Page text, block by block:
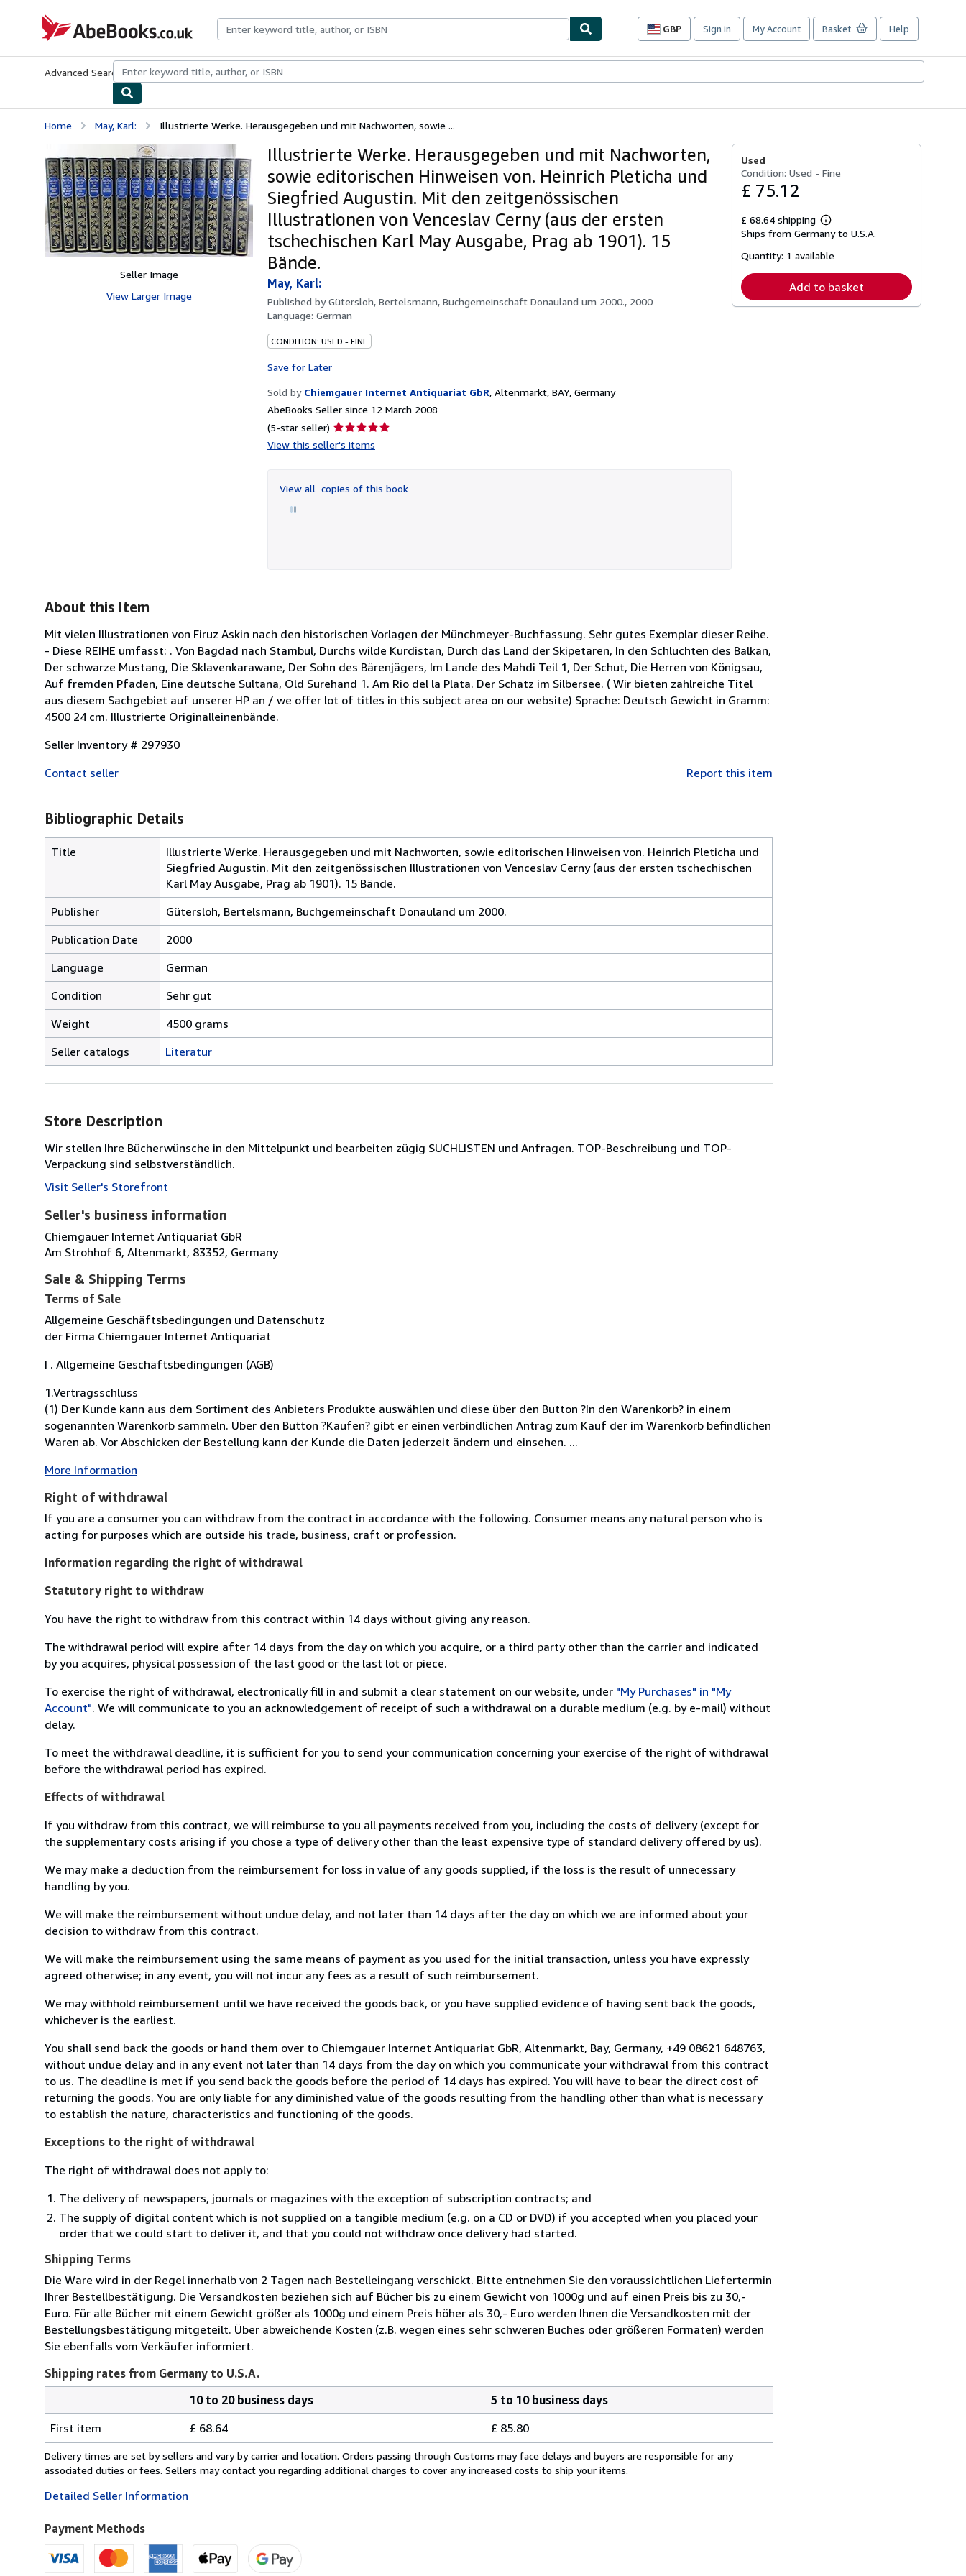
AbeBooks.co.uk
GBP
Site
preferences
Sign in My Account Basket Help
Advanced Search Browse CollectionsRare BooksArt & Collectables
Home May, Karl: Illustrierte Werke. Herausgegeben und mit Nachworten, sowie ...
Seller Image
View Larger Image
Illustrierte Werke. Herausgegeben und mit Nachworten,
sowie editorischen Hinweisen von. Heinrich Pleticha und
Siegfried Augustin. Mit den zeitgenössischen
Illustrationen von Venceslav Cerny (aus der ersten
tschechischen Karl May Ausgabe, Prag ab 1901). 15
Bände.
May, Karl:
Published byGütersloh, Bertelsmann, Buchgemeinschaft Donauland um 2000., 2000
Language: German
CONDITION: USED - FINE
Save for Later
Sold by Chiemgauer Internet Antiquariat GbR, Altenmarkt, BAY, Germany
AbeBooks Seller since 12 March 2008
(5-star seller) Seller
rating
of
5
View this seller's items
View all copies of this book
Used
Condition: Used - Fine
£ 75.12
£ 68.64 shipping
Learn
more
shipping
Ships from Germany to U.S.A.
Quantity: 1 available
Add to basket
About this Item
Mit vielen Illustrationen von Firuz Askin nach den historischen Vorlagen der Münchmeyer-Buchfassung. Sehr gutes Exemplar dieser Reihe.
- Diese REIHE umfasst: . Von Bagdad nach Stambul, Durchs wilde Kurdistan, Durch das Land der Skipetaren, In den Schluchten des Balkan,
Der schwarze Mustang, Die Sklavenkarawane, Der Sohn des Bärenjägers, Im Lande des Mahdi Teil 1, Der Schut, Die Herren von Königsau,
Auf fremden Pfaden, Eine deutsche Sultana, Old Surehand 1. Am Rio del la Plata. Der Schatz im Silbersee. ( Wir bieten zahlreiche Titel
aus diesem Sachgebiet auf unserer HP an / we offer lot of titles in this subject area on our website) Sprache: Deutsch Gewicht in Gramm:
4500 24 cm. Illustrierte Originalleinenbände.
Seller Inventory # 297930
Contact seller
Report this item
Bibliographic Details
Title
Illustrierte Werke. Herausgegeben und mit Nachworten, sowie editorischen Hinweisen von. Heinrich Pleticha und
Siegfried Augustin. Mit den zeitgenössischen Illustrationen von Venceslav Cerny (aus der ersten tschechischen
Karl May Ausgabe, Prag ab 1901). 15 Bände.
Publisher
Gütersloh, Bertelsmann, Buchgemeinschaft Donauland um 2000.
Publication Date
2000
Language
German
Condition
Sehr gut
Weight
4500 grams
Seller catalogs
Literatur
Store Description
Wir stellen Ihre Bücherwünsche in den Mittelpunkt und bearbeiten zügig SUCHLISTEN und Anfragen. TOP-Beschreibung und TOP-
Verpackung sind selbstverständlich.
Visit Seller's Storefront
Seller's business information
Chiemgauer Internet Antiquariat GbR
Am Strohhof 6, Altenmarkt, 83352, Germany
Sale & Shipping Terms
Terms of Sale
Allgemeine Geschäftsbedingungen und Datenschutz
der Firma Chiemgauer Internet Antiquariat
I . Allgemeine Geschäftsbedingungen (AGB)
1.Vertragsschluss
(1) Der Kunde kann aus dem Sortiment des Anbieters Produkte auswählen und diese über den Button ?In den Warenkorb? in einem
sogenannten Warenkorb sammeln. Über den Button ?Kaufen? gibt er einen verbindlichen Antrag zum Kauf der im Warenkorb befindlichen
Waren ab. Vor Abschicken der Bestellung kann der Kunde die Daten jederzeit ändern und einsehen. ...
More Information
Right of withdrawal
If you are a consumer you can withdraw from the contract in accordance with the following. Consumer means any natural person who is
acting for purposes which are outside his trade, business, craft or profession.
Information regarding the right of withdrawal
Statutory right to withdraw
You have the right to withdraw from this contract within 14 days without giving any reason.
The withdrawal period will expire after 14 days from the day on which you acquire, or a third party other than the carrier and indicated
by you acquires, physical possession of the last good or the last lot or piece.
To exercise the right of withdrawal, electronically fill in and submit a clear statement on our website, under "My Purchases" in "My
Account". We will communicate to you an acknowledgement of receipt of such a withdrawal on a durable medium (e.g. by e-mail) without
delay.
To meet the withdrawal deadline, it is sufficient for you to send your communication concerning your exercise of the right of withdrawal
before the withdrawal period has expired.
Effects of withdrawal
If you withdraw from this contract, we will reimburse to you all payments received from you, including the costs of delivery (except for
the supplementary costs arising if you chose a type of delivery other than the least expensive type of standard delivery offered by us).
We may make a deduction from the reimbursement for loss in value of any goods supplied, if the loss is the result of unnecessary
handling by you.
We will make the reimbursement without undue delay, and not later than 14 days after the day on which we are informed about your
decision to withdraw from this contract.
We will make the reimbursement using the same means of payment as you used for the initial transaction, unless you have expressly
agreed otherwise; in any event, you will not incur any fees as a result of such reimbursement.
We may withhold reimbursement until we have received the goods back, or you have supplied evidence of having sent back the goods,
whichever is the earliest.
You shall send back the goods or hand them over to Chiemgauer Internet Antiquariat GbR, Altenmarkt, Bay, Germany, +49 08621 648763,
without undue delay and in any event not later than 14 days from the day on which you communicate your withdrawal from this contract
to us. The deadline is met if you send back the goods before the period of 14 days has expired. You will have to bear the direct cost of
returning the goods. You are only liable for any diminished value of the goods resulting from the handling other than what is necessary
to establish the nature, characteristics and functioning of the goods.
Exceptions to the right of withdrawal
The right of withdrawal does not apply to:
The delivery of newspapers, journals or magazines with the exception of subscription contracts; and
The supply of digital content which is not supplied on a tangible medium (e.g. on a CD or DVD) if you accepted when you placed your
order that we could start to deliver it, and that you could not withdraw once delivery had started.
Shipping Terms
Die Ware wird in der Regel innerhalb von 2 Tagen nach Bestelleingang verschickt. Bitte entnehmen Sie den voraussichtlichen Liefertermin
Ihrer Bestellbestätigung. Die Versandkosten beziehen sich auf Bücher bis zu einem Gewicht von 1000g und auf einen Preis bis zu 30,-
Euro. Für alle Bücher mit einem Gewicht größer als 1000g und einem Preis höher als 30,- Euro werden Ihnen die Versandkosten mit der
Bestellungsbestätigung mitgeteilt. Über abweichende Kosten (z.B. wegen eines sehr schweren Buches oder größeren Formaten) werden
Sie ebenfalls vom Verkäufer informiert.
Shipping rates from Germany to U.S.A.
rates
from
Germany
U.S.A.
10 to 20 business days
5 to 10 business days
First item
£ 68.64 £ 85.80
Delivery times are set by sellers and vary by carrier and location. Orders passing through Customs may face delays and buyers are responsible for any
associated duties or fees. Sellers may contact you regarding additional charges to cover any increased costs to ship your items.
Detailed Seller Information
Payment Methods